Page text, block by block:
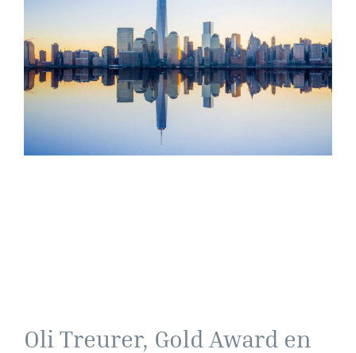
Oli Treurer, Gold Award en